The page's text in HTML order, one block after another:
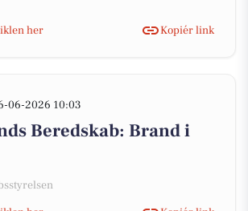
her Kopiér link
06-2026 10:03
Beredskab: Brand i